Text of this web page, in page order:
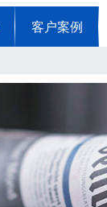
客户案例